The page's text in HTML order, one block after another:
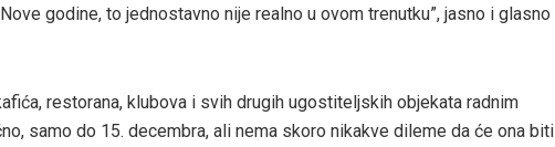
godine, to jednostavno nije realno u ovom trenutku”, jasno i glasno
restorana, klubova i svih drugih ugostiteljskih objekata radnim
samo do 15. decembra, ali nema skoro nikakve dileme da će ona biti